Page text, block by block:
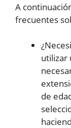
A
frecuentes
utilizar
de